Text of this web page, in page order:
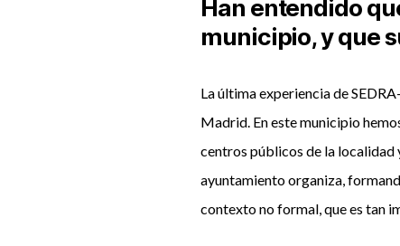
Han entendido
municipio, y que
La última experiencia de
Madrid. En este municipio
centros públicos de la localidad
ayuntamiento organiza,
contexto no formal, que es tan